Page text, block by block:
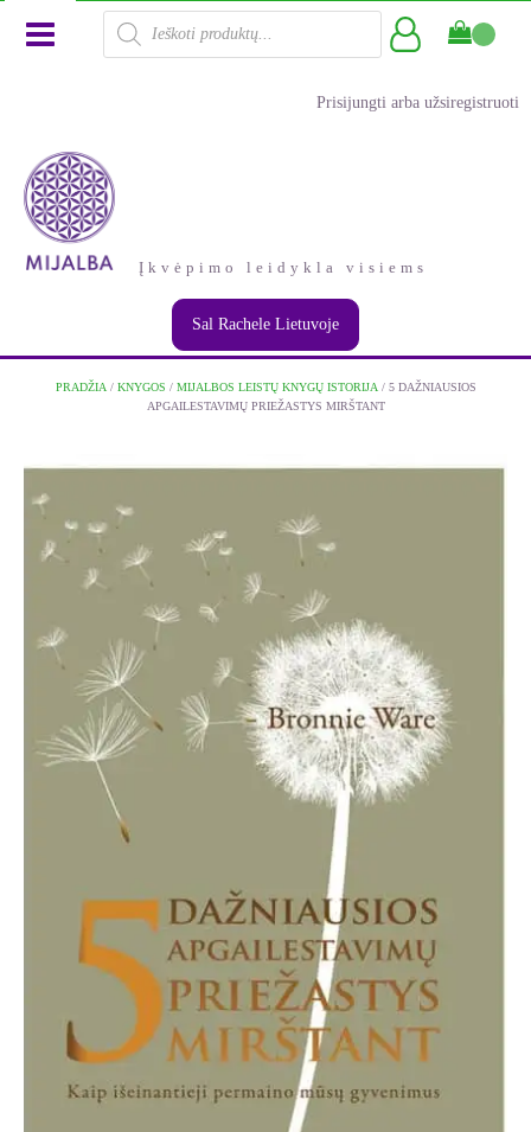
Products
search
Prisijungti arba užsiregistruoti
Įkvėpimo leidykla visiems
Sal Rachele Lietuvoje
PRADŽIA / KNYGOS / MIJALBOS LEISTŲ KNYGŲ ISTORIJA / 5 DAŽNIAUSIOS
APGAILESTAVIMŲ PRIEŽASTYS MIRŠTANT